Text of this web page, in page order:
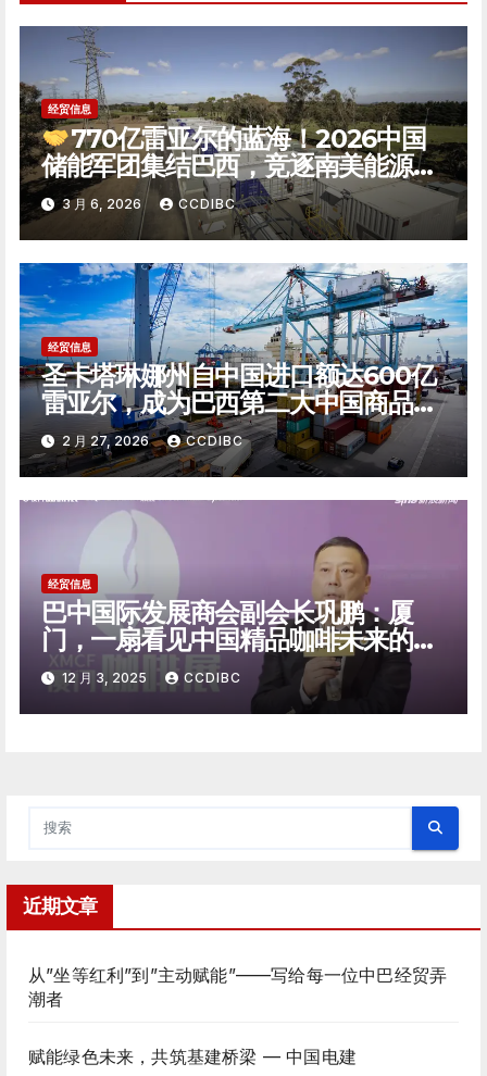
经贸信息
770亿雷亚尔的蓝海！2026中国
储能军团集结巴西，竞逐南美能源转
型新极点
3 月 6, 2026 CCDIBC
经贸信息
圣卡塔琳娜州自中国进口额达600亿
雷亚尔，成为巴西第二大中国商品进
口州
2 月 27, 2026 CCDIBC
经贸信息
巴中国际发展商会副会长巩鹏：厦
门，一扇看见中国精品咖啡未来的窗
口12 月 3, 2025 CCDIBC
近期文章
从”坐等红利”到”主动赋能”——写给每一位中巴经贸弄
潮者
赋能绿色未来，共筑基建桥梁 — 中国电建